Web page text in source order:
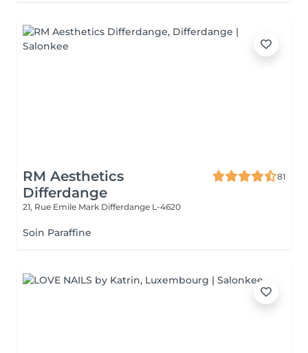
RM Aesthetics
Differdange
81
21, Rue Emile Mark Differdange L-4620
Soin Paraffine